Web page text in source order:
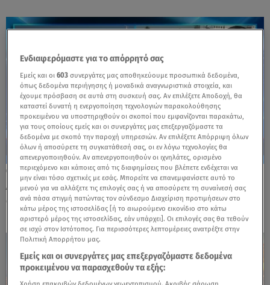
15.07.24, 22:07
Ακτοπλοϊκά εισιτήρια: Κατόπιν... εορτής τα
αποτελέσματα έρευνας στις τιμές
Ενδιαφερόμαστε για το απόρρητό σας
Εμείς και οι603 συνεργάτες μας αποθηκεύουμε προσωπικά δεδομένα,
όπως δεδομένα περιήγησης ή μοναδικά αναγνωριστικά στοιχεία, και
έχουμε πρόσβαση σε αυτά στη συσκευή σας. Αν επιλέξετε Αποδοχή, θα
καταστεί δυνατή η ενεργοποίηση τεχνολογιών παρακολούθησης
προκειμένου να υποστηριχθούν οι σκοποί που εμφανίζονται παρακάτω,
για τους οποίους εμείς και οι συνεργάτες μας επεξεργαζόμαστε τα
δεδομένα με σκοπό την παροχή υπηρεσιών. Αν επιλέξετε Απόρριψη όλων
όλων ή αποσύρετε τη συγκατάθεσή σας, οι εν λόγω τεχνολογίες θα
απενεργοποιηθούν. Αν απενεργοποιηθούν οι ιχνηλάτες, ορισμένο
περιεχόμενο και κάποιες από τις διαφημίσεις που βλέπετε ενδέχεται να
μην είναι τόσο σχετικές με εσάς. Μπορείτε να επανεμφανίσετε αυτό το
μενού για να αλλάξετε τις επιλογές σας ή να αποσύρετε τη συναίνεσή σας
ανά πάσα στιγμή πατώντας τον σύνδεσμο Διαχείριση προτιμήσεων στο
κάτω μέρος της ιστοσελίδας [ή το αιωρούμενο εικονίδιο στο κάτω
αριστερό μέρος της ιστοσελίδας, εάν υπάρχει]. Οι επιλογές σας θα τεθούν
σε ισχύ στον Ιστότοπος. Για περισσότερες λεπτομέρειες ανατρέξτε στην
Πολιτική Απορρήτου μας.
Εμείς και οι συνεργάτες μας επεξεργαζόμαστε δεδομένα
προκειμένου να παρασχεθούν τα εξής: